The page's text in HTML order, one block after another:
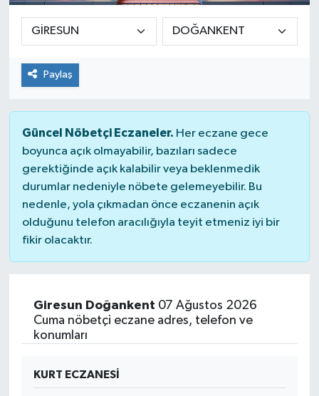
Paylaş
Güncel Nöbetçi Eczaneler. Her eczane gece
boyunca açık olmayabilir, bazıları sadece
gerektiğinde açık kalabilir veya beklenmedik
durumlar nedeniyle nöbete gelemeyebilir. Bu
nedenle, yola çıkmadan önce eczanenin açık
olduğunu telefon aracılığıyla teyit etmeniz iyi bir
fikir olacaktır.
Giresun Doğankent 07 Ağustos 2026
Cuma nöbetçi eczane adres, telefon ve
konumları
KURT ECZANESİ